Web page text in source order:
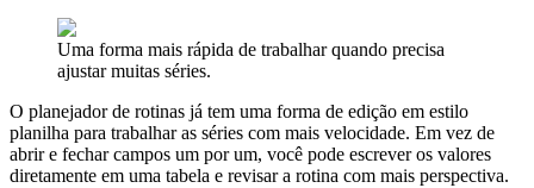
Uma forma mais rápida de trabalhar quando precisa
ajustar muitas séries.
O planejador de rotinas já tem uma forma de edição em estilo
planilha para trabalhar as séries com mais velocidade. Em vez de
abrir e fechar campos um por um, você pode escrever os valores
diretamente em uma tabela e revisar a rotina com mais perspectiva.